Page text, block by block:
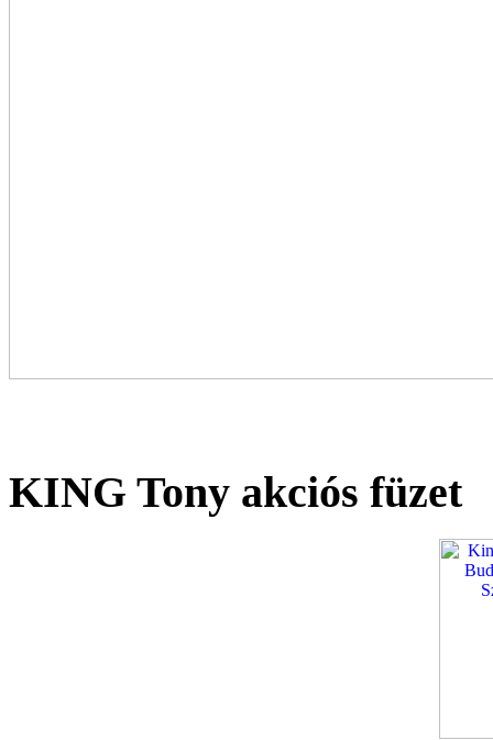
KING Tony akciós füzet